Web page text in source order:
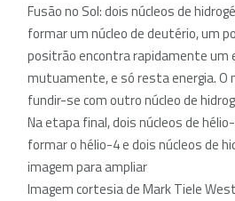
Fusão no Sol: dois núcleos de
formar um núcleo de deutério, um
positrão encontra rapidamente um
mutuamente, e só resta energia. O
fundir-se com outro núcleo de
Na etapa final, dois núcleos de
formar o hélio-4 e dois núcleos de
imagem para ampliar
Imagem cortesia de Mark Tiele